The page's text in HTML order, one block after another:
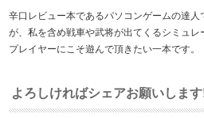
辛口レビュー本であるパソコンゲームの達
が、私を含め戦車や武将が出てくるシミュ
プレイヤーにこそ遊んで頂きたい一本です。
よろしければシェアお願いしま